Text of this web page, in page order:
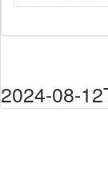
2024-08-